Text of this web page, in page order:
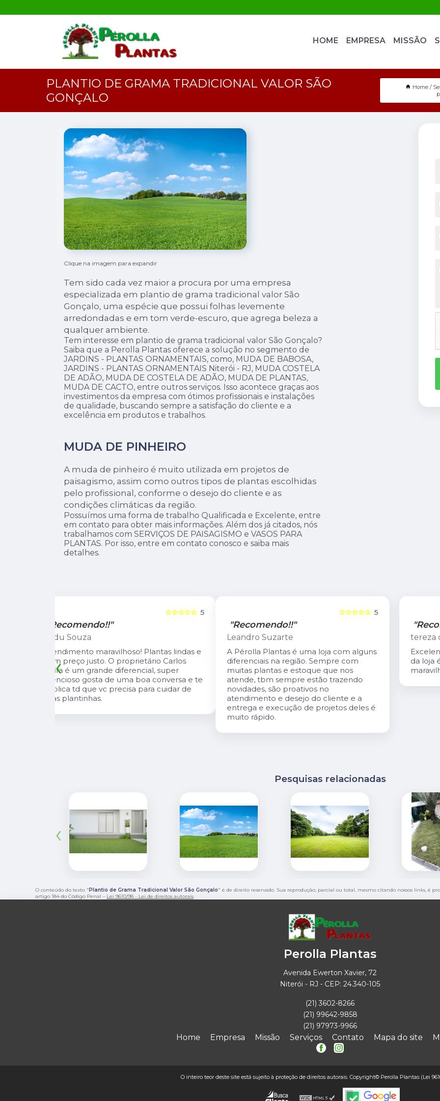
HOME EMPRESA MISSÃO
PLANTIO DE GRAMA TRADICIONAL VALOR SÃO
GONÇALO
Home
Clique na imagem para expandir
Tem sido cada vez maior a procura por uma empresa
especializada em plantio de grama tradicional valor São
Gonçalo, uma espécie que possui folhas levemente
arredondadas e em tom verde-escuro, que agrega beleza a
qualquer ambiente.
Tem interesse em plantio de grama tradicional valor São Gonçalo?
Saiba que a Perolla Plantas oferece a solução no segmento de
JARDINS - PLANTAS ORNAMENTAIS, como, MUDA DE BABOSA,
JARDINS - PLANTAS ORNAMENTAIS Niterói - RJ, MUDA COSTELA
DE ADÃO, MUDA DE COSTELA DE ADÃO, MUDA DE PLANTAS,
MUDA DE CACTO, entre outros serviços. Isso acontece graças aos
investimentos da empresa com ótimos profissionais e instalações
de qualidade, buscando sempre a satisfação do cliente e a
excelência em produtos e trabalhos.
MUDA DE PINHEIRO
A muda de pinheiro é muito utilizada em projetos de
paisagismo, assim como outros tipos de plantas escolhidas
pelo profissional, conforme o desejo do cliente e as
condições climáticas da região.
Possuímos uma forma de trabalho Qualificada e Excelente, entre
em contato para obter mais informações. Além dos já citados, nós
trabalhamos com SERVIÇOS DE PAISAGISMO e VASOS PARA
PLANTAS. Por isso, entre em contato conosco e saiba mais
detalhes.
☆☆☆☆☆
"Recomendo!!"
Leandro Suzarte
A Pérolla Plantas é uma loja com alguns
diferenciais na região. Sempre com
muitas plantas e estoque que nos
atende, tbm sempre estão trazendo
novidades, são proativos no
atendimento e desejo do cliente e a
muito rápido.
☆☆☆☆☆
"Recomendo!!"
tereza coutinho
Excelente atendimento. O Carlis,dono
da loja é especialmente gentil. A loja é
maravilhosa!
‹
Pesquisas relacionadas
‹
O conteúdo do texto " Plantio de Grama Tradicional Valor São Gonçalo" é de direito reservado. Sua reprodução, parcial ou total, mesmo citando nossos links, é
artigo 184 do Código Penal – Lei 9610/98 - Lei de direitos autorais.
Perolla Plantas
Avenida Ewerton Xavier, 72
Niterói - RJ - CEP: 24.340-105
(21) 3602-8266
(21) 99642-9858
(21) 97973-9966
Home Empresa Missão Serviços Contato Mapa do site
O inteiro teor deste site está sujeito à proteção de direitos autorais. Copyright© Perolla Plantas (Lei